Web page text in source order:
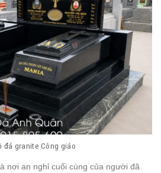
đá granite Công giáo
nơi an nghỉ cuối cùng của người đã